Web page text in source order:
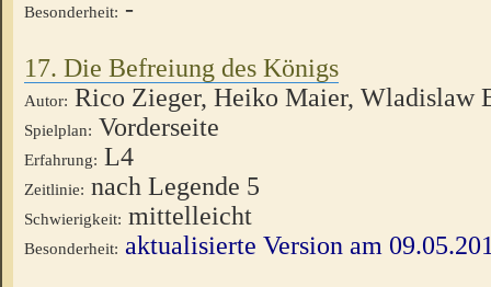
Besonderheit: -
17. Die Befreiung des Königs
Autor: Rico Zieger, Heiko Maier, Wladislaw
Spielplan: Vorderseite
Erfahrung: L4
Zeitlinie: nach Legende 5
Schwierigkeit: mittelleicht
Besonderheit: aktualisierte Version am